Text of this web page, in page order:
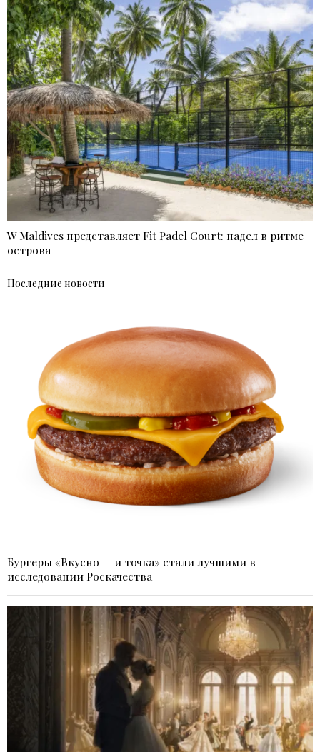
W Maldives представляет Fit Padel Court: падел в ритме
острова
Последние новости
Бургеры «Вкусно — и точка» стали лучшими в
исследовании Роскачества